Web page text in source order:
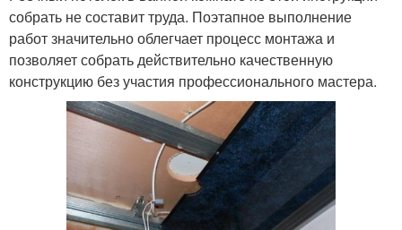
собрать не составит труда. Поэтапное выполнение
работ значительно облегчает процесс монтажа и
позволяет собрать действительно качественную
конструкцию без участия профессионального мастера.